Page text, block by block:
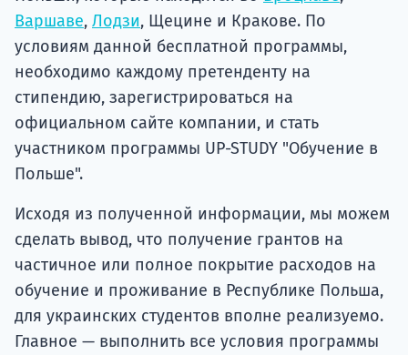
Варшаве, Лодзи, Щецине и Кракове. По
условиям данной бесплатной программы,
необходимо каждому претенденту на
стипендию, зарегистрироваться на
официальном сайте компании, и стать
участником программы UP-STUDY "Обучение в
Польше".
Исходя из полученной информации, мы можем
сделать вывод, что получение грантов на
частичное или полное покрытие расходов на
обучение и проживание в Республике Польша,
для украинских студентов вполне реализуемо.
Главное — выполнить все условия программы